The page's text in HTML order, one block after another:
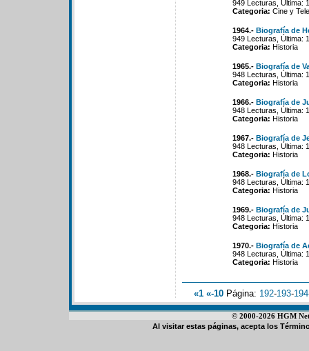
949 Lecturas, Última:
Categoria: Cine y
1964.- Biografía de
949 Lecturas, Última:
Categoria: Historia
1965.- Biografía de
948 Lecturas, Última:
Categoria: Historia
1966.- Biografía de
948 Lecturas, Última:
Categoria: Historia
1967.- Biografía de
948 Lecturas, Última:
Categoria: Historia
1968.- Biografía de
948 Lecturas, Última:
Categoria: Historia
1969.- Biografía de
948 Lecturas, Última:
Categoria: Historia
1970.- Biografía de
948 Lecturas, Última:
Categoria: Historia
«1 «-10 Página: 192-193-194
© 2000-2026 HGM
Al visitar estas páginas, acepta los